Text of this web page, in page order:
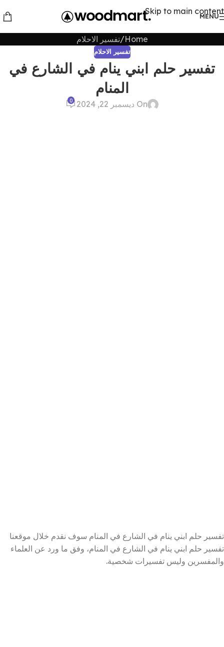
Skip to main content
MENU
Home تفسير الاحلام
تفسير الاحلام
تفسير حلم ابني ينام في الشارع في
المنام
On ديسمبر 22, 2024 0
تفسير حلم ابني ينام في الشارع في المنام سوف نقدم خلال موقعنا
تفسير حلم ابني ينام في الشارع في المنام، وفق ما ورد عن العلماء
والمفسرين وليس تفسيرات شخصية.